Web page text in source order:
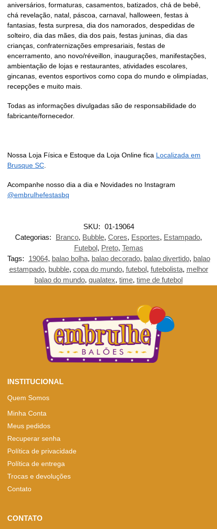
aniversários, formaturas, casamentos, batizados, chá de bebê,
chá revelação, natal, páscoa, carnaval, halloween, festas à
fantasias, festa surpresa, dia dos namorados, despedidas de
solteiro, dia das mães, dia dos pais, festas juninas, dia das
crianças, confraternizações empresariais, festas de
encerramento, ano novo/réveillon, inaugurações, manifestações,
ambientação de lojas e restaurantes, atividades escolares,
gincanas, eventos esportivos como copa do mundo e olimpíadas,
recepções e muito mais.
Todas as informações divulgadas são de responsabilidade do
fabricante/fornecedor.
Nossa Loja Física e Estoque da Loja Online fica Localizada em
Brusque SC
Acompanhe nosso dia a dia e Novidades no Instagram
@embrulhefestasbq
SKU: 01-19064
Categorias:
Branco, Bubble, Cores, Esportes, Estampado,
Futebol, Preto, Temas
Tags:
19064, balao bolha, balao decorado, balao divertido, balao
estampado, bubble, copa do mundo, futebol, futebolista, melhor
balao do mundo, qualatex, time, time de futebol
INSTITUCIONAL
Quem Somos
Minha Conta
Meus pedidos
Recuperar senha
Política de privacidade
Política de entrega
Trocas e devoluções
Contato
CONTATO